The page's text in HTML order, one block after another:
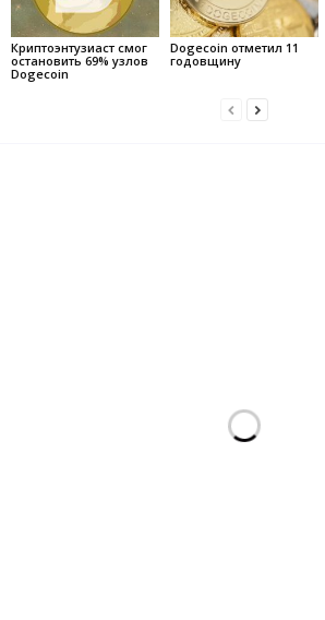
Криптоэнтузиаст смог
остановить 69% узлов
Dogecoin
Dogecoin отметил 11
годовщину